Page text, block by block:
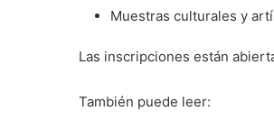
Muestras culturales y
Las inscripciones están
También puede leer: